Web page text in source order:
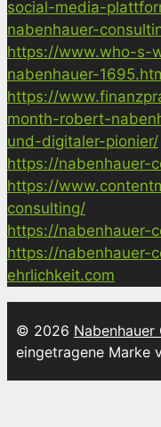
social-media-
nabenhauer-
https://www.who-s-
nabenhauer-
https://
month-robert-
und-digitaler-pionier/
https://nabenhauer-
https://
consulting/
https://nabenhauer-
https://nabenhauer-
ehrlichkeit.com
© 2026 Nabenhauer
eingetragene Marke